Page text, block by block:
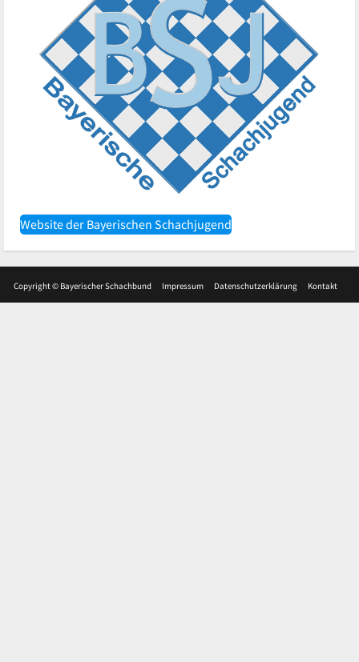
Website der Bayerischen Schachjugend
Copyright © Bayerischer Schachbund Impressum Datenschutzerklärung Kontakt